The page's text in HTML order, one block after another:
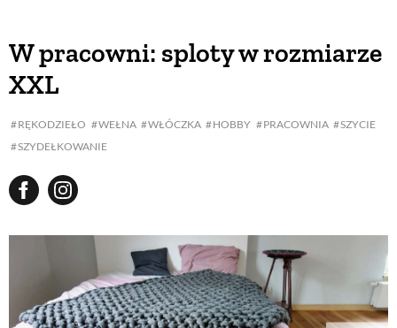
W pracowni: sploty w rozmiarze
XXL
RĘKODZIEŁO WEŁNA WŁÓCZKA HOBBY PRACOWNIA
SZYCIE
SZYDEŁKOWANIE